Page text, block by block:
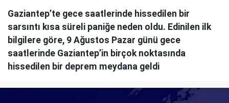
Gaziantep’te gece saatlerinde hissedilen bir
sarsıntı kısa süreli paniğe neden oldu. Edinilen ilk
bilgilere göre, 9 Ağustos Pazar günü gece
saatlerinde Gaziantep’in birçok noktasında
hissedilen bir deprem meydana geldi